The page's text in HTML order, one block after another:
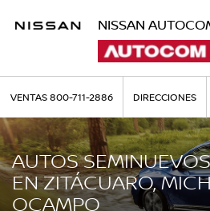
NISSAN
VENTAS800-711-2886 DIRECCIONES
AUTOS
EN ZITÁCUARO,
OCAMPO